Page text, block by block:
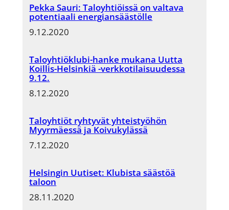
Pekka Sauri: Taloyhtiöissä on valtava
potentiaali energiansäästölle
9.12.2020
Taloyhtiöklubi-hanke mukana Uutta
Koillis-Helsinkiä -verkkotilaisuudessa
9.12.
8.12.2020
Taloyhtiöt ryhtyvät yhteistyöhön
Myyrmäessä ja Koivukylässä
7.12.2020
Helsingin Uutiset: Klubista säästöä
taloon
28.11.2020